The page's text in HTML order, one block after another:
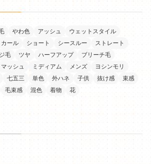
やわ色 アッシュ
ウェットスタイル
カール ショート シースルー
ストレート
毛 ツヤ ハーフアップ
ブリーチ毛
マッシュ ミディアム メンズ
ヨシンモリ
七五三 単色 外ハネ 子供 抜け感
束感
毛束感 混色 着物 花